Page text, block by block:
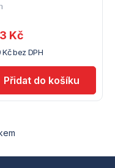
Kč bez DPH
Kč